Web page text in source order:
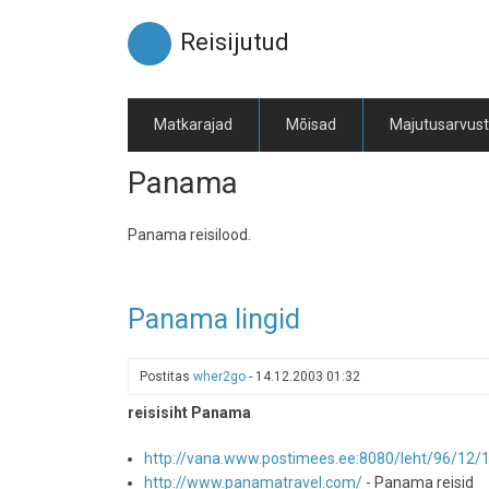
Reisijutud
Matkarajad Mõisad
Panama
Panama reisilood.
Panama lingid
Postitas wher2go - 14.12.2003 01:32
reisisiht Panama
http://vana.www.postimees.ee:8080/leht/96/12/
http://www.panamatravel.com/ - Panama reisid